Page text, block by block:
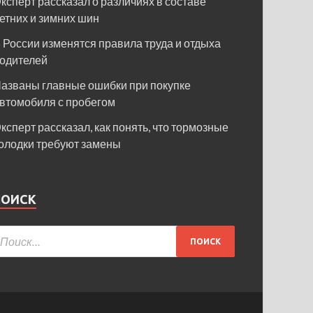
и зимних шин
России изменятся правила труда и отдыха
главные ошибки при покупке
с пробегом
рассказал, как понять, что тормозные
требуют замены